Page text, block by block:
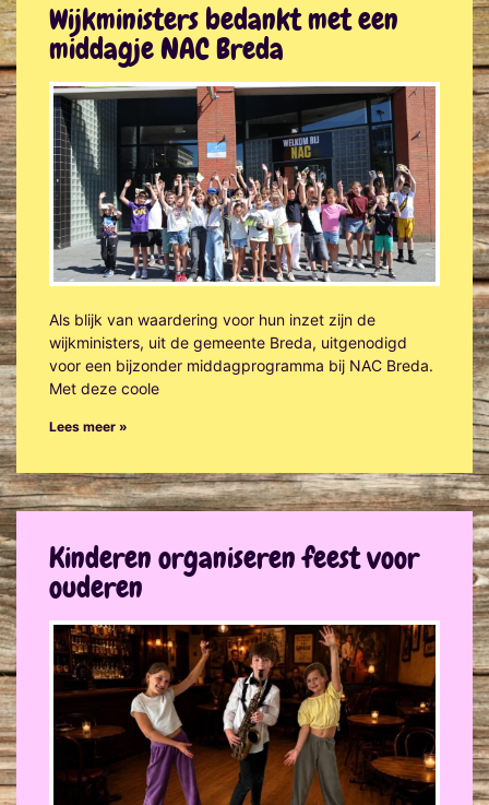
Wijkministers bedankt met een
middagje NAC Breda
Als blijk van waardering voor hun inzet zijn de
wijkministers, uit de gemeente Breda, uitgenodigd
voor een bijzonder middagprogramma bij NAC Breda.
Met deze coole
Lees meer »
Kinderen organiseren feest voor
ouderen